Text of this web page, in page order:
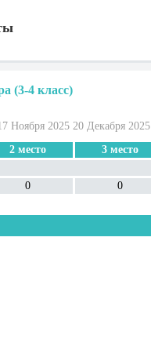
(3-4 класс)
Ноября 2025 20 Декабря 2025
2 место 3 место
0 0